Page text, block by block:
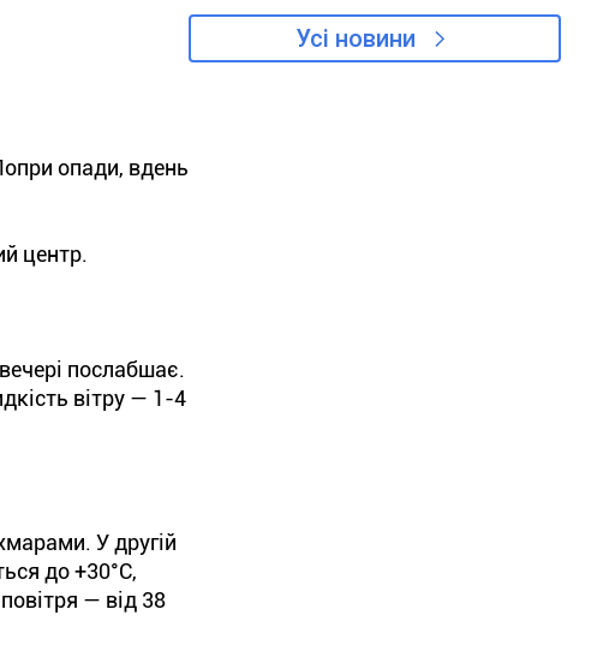
опади, вдень
центр.
послабшає.
вітру — 1-4
У другій
до +30°С,
— від 38
не визнає проблему
Усі новини